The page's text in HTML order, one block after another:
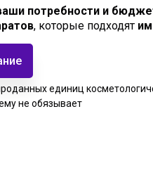
потребности и
, которые подходят
единиц
не обязывает